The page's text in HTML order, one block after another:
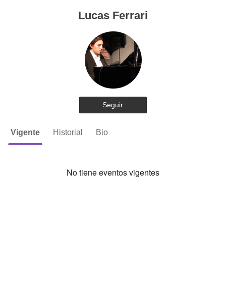
Lucas Ferrari
Seguir
Vigente Historial Bio
No tiene eventos vigentes